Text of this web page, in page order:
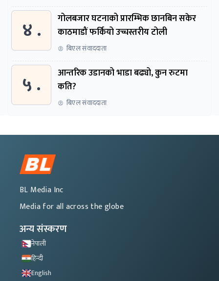
४ .
गोलबजार घटनाको प्रारम्भिक छानबिन सकेर
काठमाडौं फर्कियो उच्चस्तरीय टोली
बिएल संवाददाता
५ .
आन्तरिक उडानको भाडा बढ्यो, कुन रुटमा
कति?
बिएल संवाददाता
BL Media Inc
Media for all across the globe
अन्य संस्करण
नेपाली
हिन्दी
English